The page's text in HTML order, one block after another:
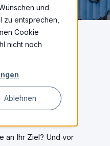
und
zu entsprechen,
Cookie
nicht noch
Ablehnen
zumindest einen
sind ernst zu
und
an Ihr Ziel? Und vor